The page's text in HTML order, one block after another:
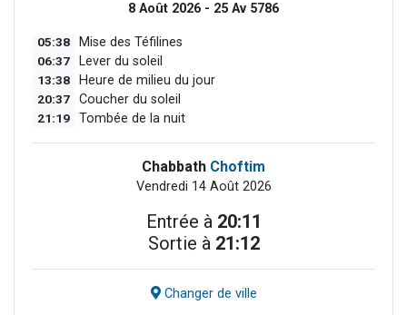
8 Août 2026 - 25 Av 5786
05:38 Mise des Téfilines
06:37 Lever du soleil
13:38 Heure de milieu du jour
20:37 Coucher du soleil
21:19 Tombée de la nuit
Chabbath Choftim
Vendredi 14 Août 2026
Entrée à 20:11
Sortie à 21:12
Changer de ville